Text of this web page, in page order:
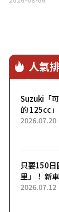
人氣
Suzuki「
的 125cc
目！採用全
2026.07.20
只要150
里」！ 新
「3人座」
2026.07.12